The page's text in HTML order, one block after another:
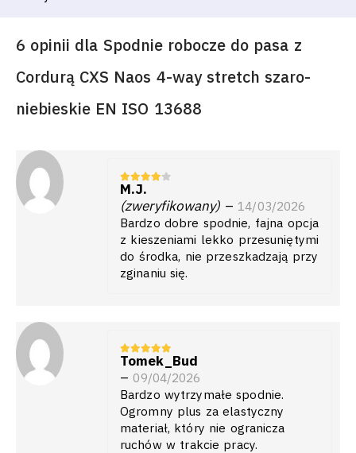
6 opinii dla Spodnie robocze do pasa z
Cordurą CXS Naos 4-way stretch szaro-
niebieskie EN ISO 13688
4z 5
M.J.
(zweryfikowany) – 14/03/2026
Bardzo dobre spodnie, fajna opcja
z kieszeniami lekko przesuniętymi
do środka, nie przeszkadzają przy
zginaniu się.
5z 5
Tomek_Bud
– 09/04/2026
Bardzo wytrzymałe spodnie.
Ogromny plus za elastyczny
materiał, który nie ogranicza
ruchów w trakcie pracy.